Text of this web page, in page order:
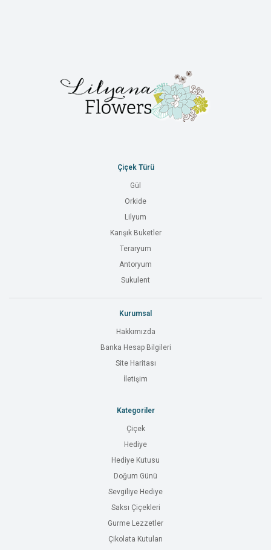
Çiçek Türü
Gül
Orkide
Lilyum
Karışık Buketler
Teraryum
Antoryum
Sukulent
Kurumsal
Hakkımızda
Banka Hesap Bilgileri
Site Haritası
İletişim
Kategoriler
Çiçek
Hediye
Hediye Kutusu
Doğum Günü
Sevgiliye Hediye
Saksı Çiçekleri
Gurme Lezzetler
Çikolata Kutuları